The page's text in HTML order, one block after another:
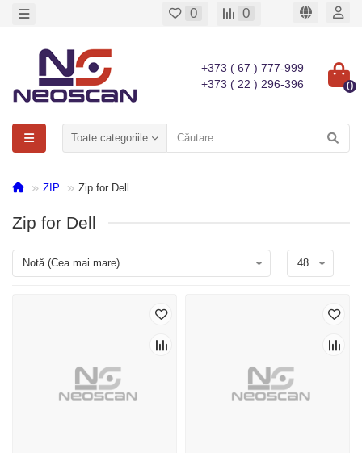
0 0
+373 ( 67 ) 777-999
+373 ( 22 ) 296-396
0
Toate categoriile
ZIP Zip for Dell
Zip for Dell